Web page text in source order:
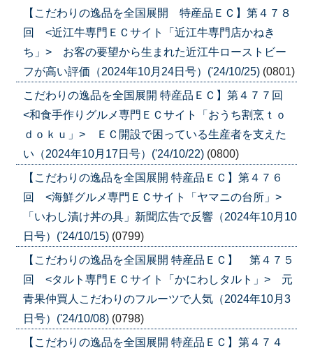
【こだわりの逸品を全国展開 特産品ＥＣ】第４７８
回 <近江牛専門ＥＣサイト「近江牛専門店かねき
ち」> お客の要望から生まれた近江牛ローストビー
フが高い評価（2024年10月24日号）('24/10/25) (0801)
こだわりの逸品を全国展開 特産品ＥＣ】第４７７回
<和食手作りグルメ専門ＥＣサイト「おうち割烹ｔｏ
ｄｏｋｕ」> ＥＣ開設で困っている生産者を支えた
い（2024年10月17日号）('24/10/22) (0800)
【こだわりの逸品を全国展開 特産品ＥＣ】第４７６
回 <海鮮グルメ専門ＥＣサイト「ヤマニの台所」>
「いわし漬け丼の具」新聞広告で反響（2024年10月10
日号）('24/10/15) (0799)
【こだわりの逸品を全国展開 特産品ＥＣ】 第４７５
回 <タルト専門ＥＣサイト「かにわしタルト」> 元
青果仲買人こだわりのフルーツで人気（2024年10月3
日号）('24/10/08) (0798)
【こだわりの逸品を全国展開 特産品ＥＣ】第４７４